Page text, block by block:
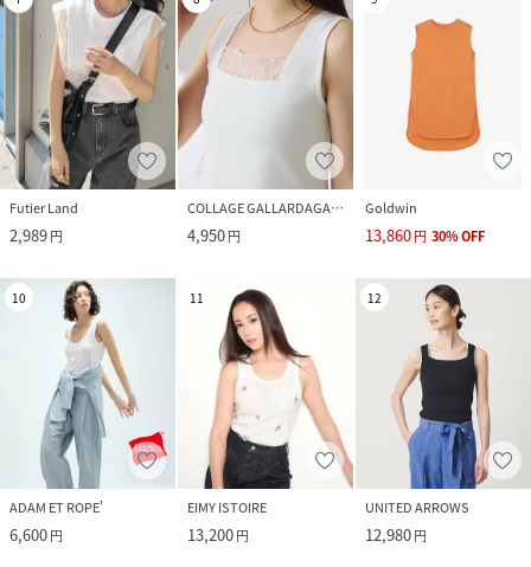
Futier Land
2,989円
COLLAGE GALLARDAGALANTE
4,950円
Goldwin
13,860円 30%OFF
10
ADAM ET ROPE'
6,600円
11
EIMY ISTOIRE
13,200円
12
UNITED ARROWS
12,980円